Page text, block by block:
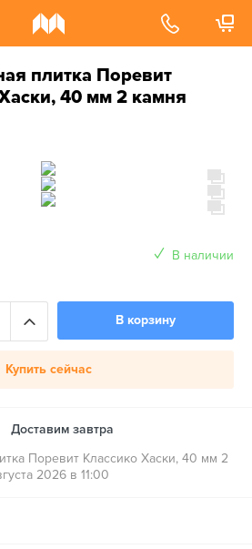
плитка Поревит
40 мм 2 камня
В наличии
В корзину
Купить сейчас
Доставим завтра
Поревит Классико Хаски, 40 мм 2
2026 в 11:00